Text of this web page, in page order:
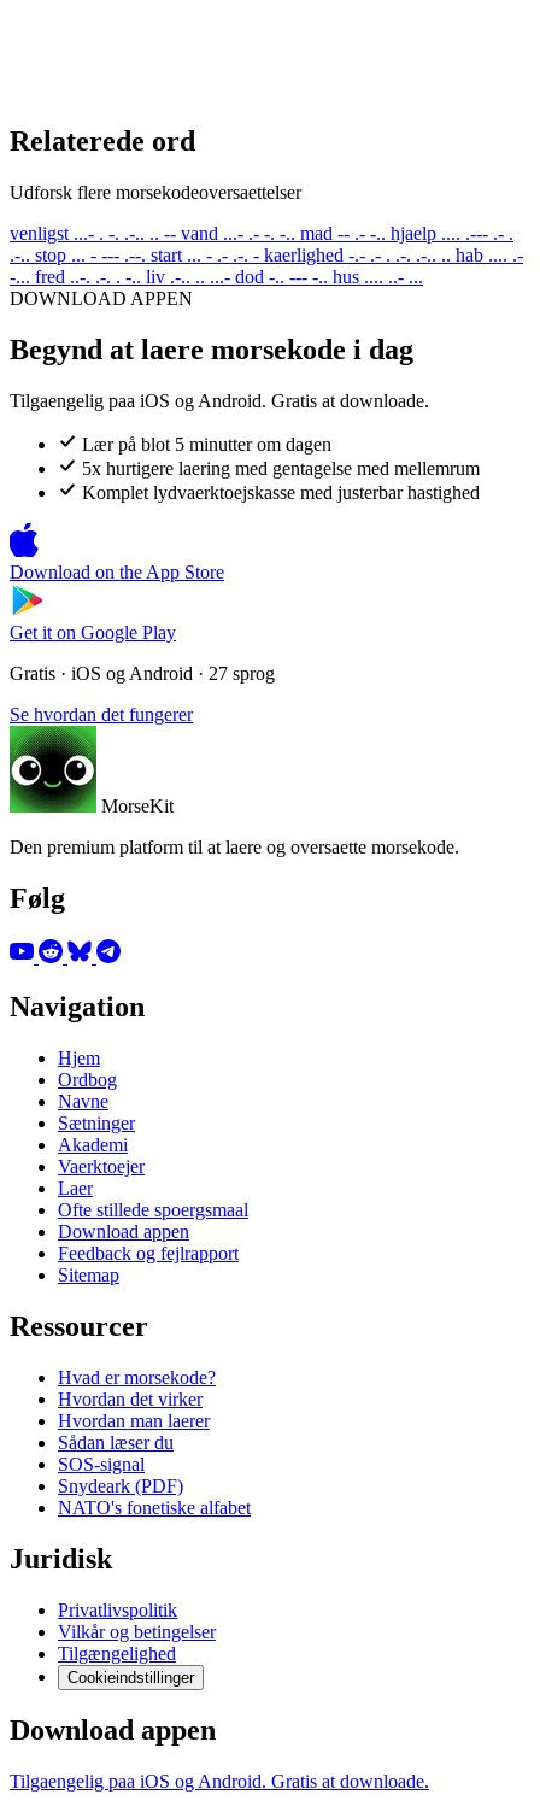
Relaterede ord
Udforsk flere morsekodeoversaettelser
venligst ...- . -. .-.. .. -- vand ...- .- -. -.. mad -- .- -.. hjaelp .... .--- .- .
.-.. stop ... - --- .--. start ... - .- .-. - kaerlighed -.- .- . .-. .-.. .. hab .... .-
-... fred ..-. .-. . -.. liv .-.. .. ...- dod -.. --- -.. hus .... ..- ...
DOWNLOAD APPEN
Begynd at laere morsekode i dag
Tilgaengelig paa iOS og Android. Gratis at downloade.
Lær på blot 5 minutter om dagen
5x hurtigere laering med gentagelse med mellemrum
Komplet lydvaerktoejskasse med justerbar hastighed
Download on the App Store
Get it on Google Play
Gratis · iOS og Android · 27 sprog
Se hvordan det fungerer
MorseKit
Den premium platform til at laere og oversaette morsekode.
Følg
Navigation
Hjem
Ordbog
Navne
Sætninger
Akademi
Vaerktoejer
Laer
Ofte stillede spoergsmaal
Download appen
Feedback og fejlrapport
Sitemap
Ressourcer
Hvad er morsekode?
Hvordan det virker
Hvordan man laerer
Sådan læser du
SOS-signal
Snydeark (PDF)
NATO's fonetiske alfabet
Juridisk
Privatlivspolitik
Vilkår og betingelser
Tilgængelighed
Cookieindstillinger
Download appen
Tilgaengelig paa iOS og Android. Gratis at downloade.